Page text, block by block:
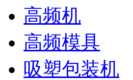
高频机
高频模具
吸塑包装机